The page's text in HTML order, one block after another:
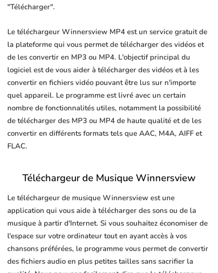
"Télécharger".
Le téléchargeur Winnersview MP4 est un service gratuit de
la plateforme qui vous permet de télécharger des vidéos et
de les convertir en MP3 ou MP4. L'objectif principal du
logiciel est de vous aider à télécharger des vidéos et à les
convertir en fichiers vidéo pouvant être lus sur n'importe
quel appareil. Le programme est livré avec un certain
nombre de fonctionnalités utiles, notamment la possibilité
de télécharger des MP3 ou MP4 de haute qualité et de les
convertir en différents formats tels que AAC, M4A, AIFF et
FLAC.
Téléchargeur de Musique Winnersview
Le téléchargeur de musique Winnersview est une
application qui vous aide à télécharger des sons ou de la
musique à partir d'Internet. Si vous souhaitez économiser de
l'espace sur votre ordinateur tout en ayant accès à vos
chansons préférées, le programme vous permet de convertir
des fichiers audio en plus petites tailles sans sacrifier la